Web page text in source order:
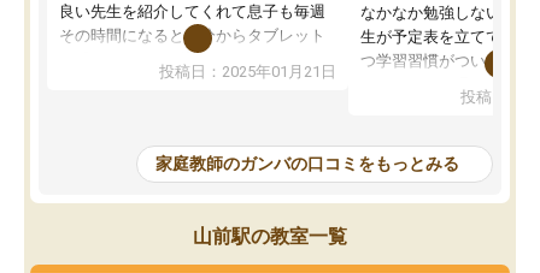
良い先生を紹介してくれて息子も毎週
その時間になると自分からタブレット
を開いてzoomを繋げるようになりまし
た！5科目なんでもOKなのもとても気
めて1年ほどだった今では平均点以上の
科目が増えてきました！あと1年受験ま
であるので無料の週末教室を使用しな
がら頑張って欲しいと思います！
投稿日：2025年01月21日
なかなか勉強しない息子
生が予定表を立ててくれ
つ学習習慣がついてきま
指導が無い日も予定表
問できるのでとても助か
投稿日：
家庭教師のガンバの口コミをもっとみる
山前駅の教室一覧